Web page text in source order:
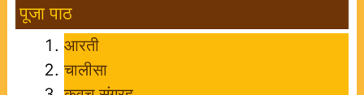
पूजा पाठ
आरती
चालीसा